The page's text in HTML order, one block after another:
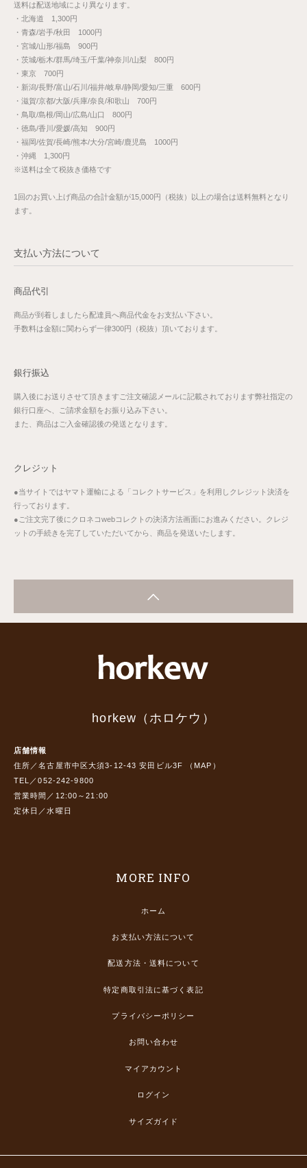
送料は配送地域により異なります。
・北海道 1,300円
・青森/岩手/秋田 1000円
・宮城/山形/福島 900円
・茨城/栃木/群馬/埼玉/千葉/神奈川/山梨 800円
・東京 700円
・新潟/長野/富山/石川/福井/岐阜/静岡/愛知/三重 600円
・滋賀/京都/大阪/兵庫/奈良/和歌山 700円
・鳥取/島根/岡山/広島/山口 800円
・徳島/香川/愛媛/高知 900円
・福岡/佐賀/長崎/熊本/大分/宮崎/鹿児島 1000円
・沖縄 1,300円
※送料は全て税抜き価格です
1回のお買い上げ商品の合計金額が15,000円（税抜）以上の場合は送料無料となり
ます。
支払い方法について
商品代引
商品が到着しましたら配達員へ商品代金をお支払い下さい。
手数料は金額に関わらず一律300円（税抜）頂いております。
銀行振込
購入後にお送りさせて頂きますご注文確認メールに記載されております弊社指定の
銀行口座へ、ご請求金額をお振り込み下さい。
また、商品はご入金確認後の発送となります。
クレジット
●当サイトではヤマト運輸による「コレクトサービス」を利用しクレジット決済を
行っております。
●ご注文完了後にクロネコwebコレクトの決済方法画面にお進みください。クレジ
ットの手続きを完了していただいてから、商品を発送いたします。
horkew（ホロケウ）
店舗情報
住所／名古屋市中区大須3-12-43 安田ビル3F （ MAP ）
TEL／052-242-9800
営業時間／12:00～21:00
定休日／水曜日
MORE INFO
ホーム
お支払い方法について
配送方法・送料について
特定商取引法に基づく表記
プライバシーポリシー
お問い合わせ
マイアカウント
ログイン
サイズガイド